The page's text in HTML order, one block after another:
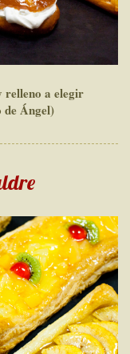
relleno a elegir
Ángel)